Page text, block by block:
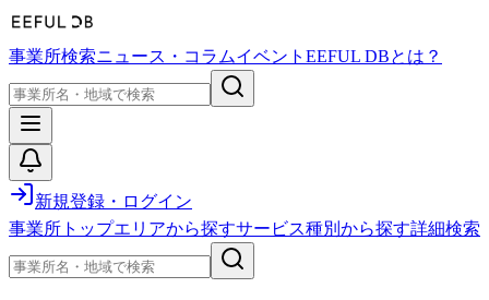
事業所検索ニュース・コラムイベント EEFUL DBとは？
新規登録・ログイン
事業所トップエリアから探すサービス種別から探す詳細検索